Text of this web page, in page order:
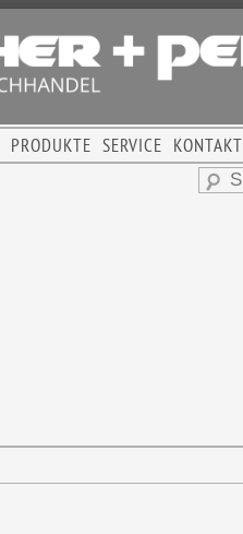
KONTAKT
SERVICE
PRODUKTE